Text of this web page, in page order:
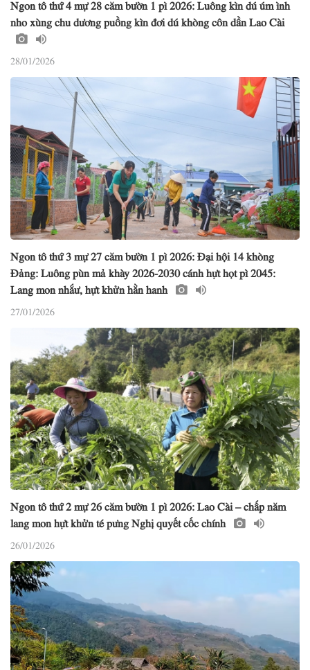
nho xùng chu dương puồng kìn đơi dú khòng côn dần Lao Cài
28/01/2026
Ngon tô thứ 3 mự 27 căm bườn 1 pì 2026: Đại hội 14 khòng
Đảng: Luông pùn mả khày 2026-2030 cánh hựt họt pì 2045:
Lang mon nhắư, hựt khửn hằn hanh
27/01/2026
Ngon tô thứ 2 mự 26 căm bườn 1 pì 2026: Lao Cài – chấp năm
lang mon hựt khửn té pưng Nghị quyết cốc chính
26/01/2026